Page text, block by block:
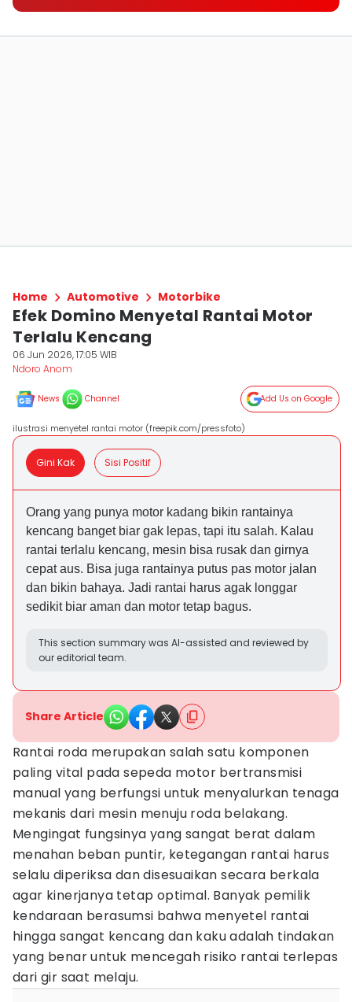
Home Automotive Motorbike
Efek Domino Menyetal Rantai Motor
Terlalu Kencang
06 Jun 2026, 17:05 WIB
Ndoro Anom
News Channel Add Us on Google
ilustrasi menyetel rantai motor (freepik.com/pressfoto)
Gini Kak Sisi Positif
Orang yang punya motor kadang bikin rantainya
kencang banget biar gak lepas, tapi itu salah. Kalau
rantai terlalu kencang, mesin bisa rusak dan girnya
cepat aus. Bisa juga rantainya putus pas motor jalan
dan bikin bahaya. Jadi rantai harus agak longgar
sedikit biar aman dan motor tetap bagus.
This section summary was AI-assisted and reviewed by
our editorial team.
Share Article
Rantai roda merupakan salah satu komponen
paling vital pada sepeda motor bertransmisi
manual yang berfungsi untuk menyalurkan tenaga
mekanis dari mesin menuju roda belakang.
Mengingat fungsinya yang sangat berat dalam
menahan beban puntir, ketegangan rantai harus
selalu diperiksa dan disesuaikan secara berkala
agar kinerjanya tetap optimal. Banyak pemilik
kendaraan berasumsi bahwa menyetel rantai
hingga sangat kencang dan kaku adalah tindakan
yang benar untuk mencegah risiko rantai terlepas
dari gir saat melaju.